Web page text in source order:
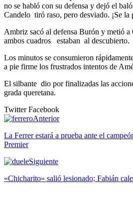
no se habló con su defensa y dejó el
Candelo tiró raso, pero desviado. ¡Se la
Ambriz sacó al defensa Burón y metió a
ambos cuadros estaban al descubierto.
Los minutos se consumieron
a pie firme los frustrados intentos de
El silbante dio por finalizadas las
grada queretana.
TwitterFacebook
Anterior
La Ferrer estará a prueba ante el
Premier
Siguiente
«Chicharito» salió lesionado; Fabián